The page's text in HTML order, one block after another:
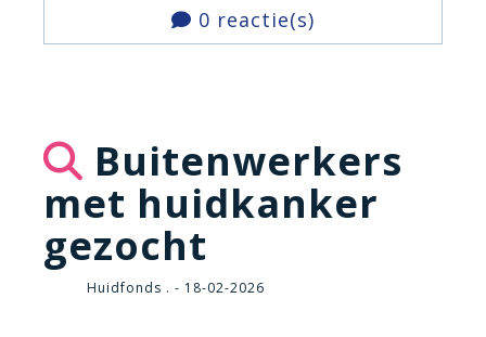
0 reactie(s)
Buitenwerkers
met huidkanker
gezocht
Huidfonds . - 18-02-2026